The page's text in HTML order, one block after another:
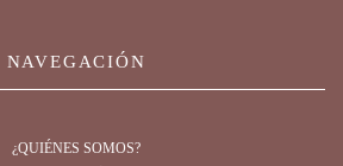
NAVEGACIÓN
¿QUIÉNES SOMOS?